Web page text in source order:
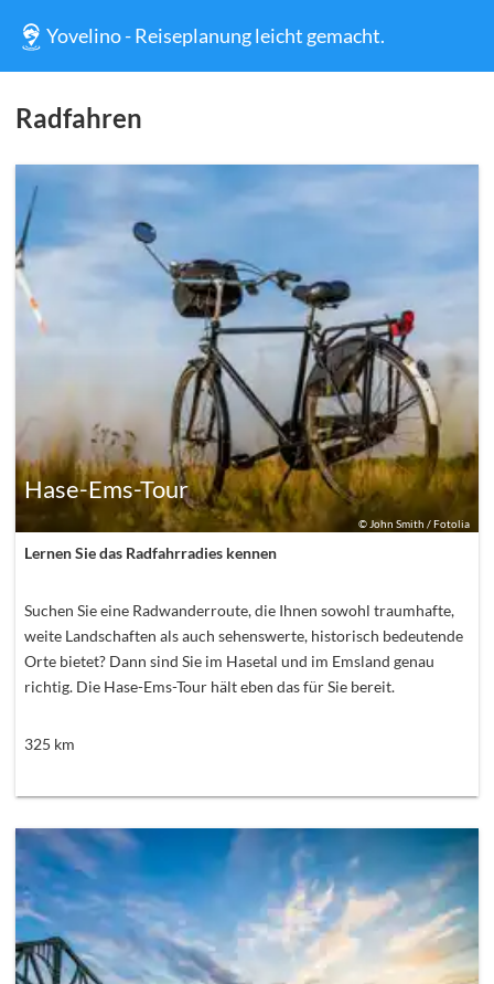
Yovelino - Reiseplanung leicht gemacht.
Radfahren
© John Smith / Fotolia
Hase-Ems-Tour
Lernen Sie das Radfahrradies kennen
Suchen Sie eine Radwanderroute, die Ihnen sowohl traumhafte,
weite Landschaften als auch sehenswerte, historisch bedeutende
Orte bietet? Dann sind Sie im Hasetal und im Emsland genau
richtig. Die Hase-Ems-Tour hält eben das für Sie bereit.
325 km